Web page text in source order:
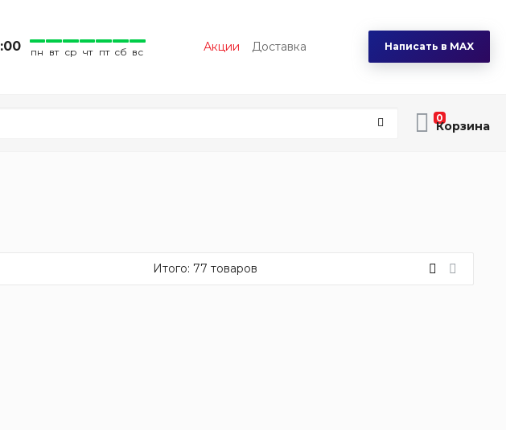
Написать в MAX
пн вт ср чт пт сб вс Акции Доставка
0
Итого: 77 товаров